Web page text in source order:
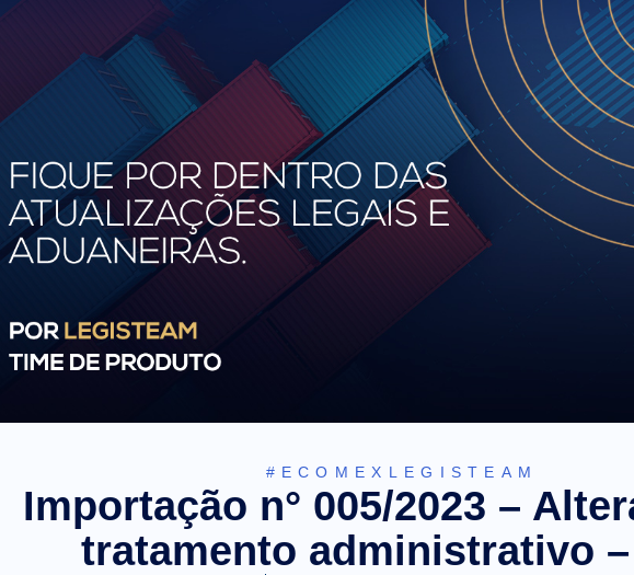
#ECOMEXLEGISTEAM
Importação n° 005/2023 –
tratamento administrativo –